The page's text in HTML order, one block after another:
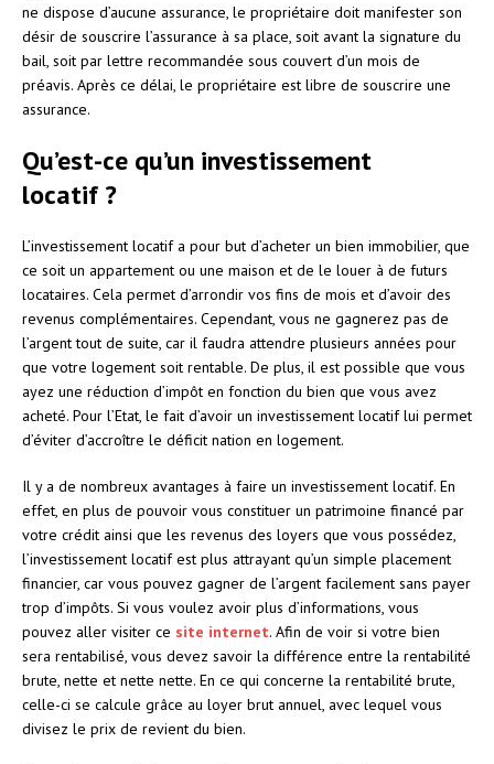
ne dispose d’aucune assurance, le propriétaire doit manifester son
désir de souscrire l’assurance à sa place, soit avant la signature du
bail, soit par lettre recommandée sous couvert d’un mois de
préavis. Après ce délai, le propriétaire est libre de souscrire une
assurance.
Qu’est-ce qu’un investissement
locatif ?
L’investissement locatif a pour but d’acheter un bien immobilier, que
ce soit un appartement ou une maison et de le louer à de futurs
locataires. Cela permet d’arrondir vos fins de mois et d’avoir des
revenus complémentaires. Cependant, vous ne gagnerez pas de
l’argent tout de suite, car il faudra attendre plusieurs années pour
que votre logement soit rentable. De plus, il est possible que vous
ayez une réduction d’impôt en fonction du bien que vous avez
acheté. Pour l’Etat, le fait d’avoir un investissement locatif lui permet
d’éviter d’accroître le déficit nation en logement.
Il y a de nombreux avantages à faire un investissement locatif. En
effet, en plus de pouvoir vous constituer un patrimoine financé par
votre crédit ainsi que les revenus des loyers que vous possédez,
l’investissement locatif est plus attrayant qu’un simple placement
financier, car vous pouvez gagner de l’argent facilement sans payer
trop d’impôts. Si vous voulez avoir plus d’informations, vous
pouvez aller visiter ce site internet. Afin de voir si votre bien
sera rentabilisé, vous devez savoir la différence entre la rentabilité
brute, nette et nette nette. En ce qui concerne la rentabilité brute,
celle-ci se calcule grâce au loyer brut annuel, avec lequel vous
divisez le prix de revient du bien.